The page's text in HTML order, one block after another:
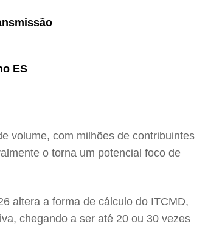
ES
volume, com milhões de contribuintes
o torna um potencial foco de
altera a forma de cálculo do ITCMD,
chegando a ser até 20 ou 30 vezes